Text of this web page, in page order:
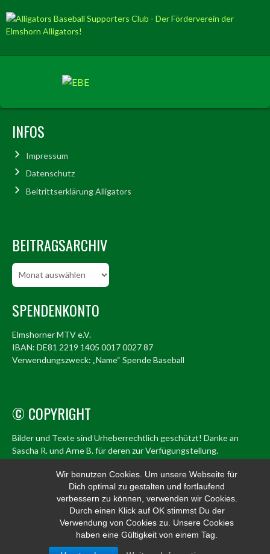
Wir benutzen Cookies. Um unsere Webseite für
Dich optimal zu gestalten und fortlaufend
verbessern zu können, verwenden wir Cookies.
Durch einen Klick auf OK stimmst Du der
Verwendung von Cookies zu. Unsere Cookies
haben eine Gültigkeit von einem Tag.
INFOS
Impressum
Datenschutz
Beitrittserklärung Alligators
BEITRAGSARCHIV
Beitragsarchiv
SPENDENKONTO
Elmshorner MTV e.V.
IBAN: DE81 2219 1405 0017 0027 87
Verwendungszweck: „Name“ Spende Baseball
© COPYRIGHT
Bilder und Texte sind Urheberrechtlich geschützt! Danke an
Sascha R. und Arne B. für deren zur Verfügungstellung.
© Elmshorn Alligators 1998 – 2026
info@alligators.de
© 2026 ELMSHORN ALLIGATORS